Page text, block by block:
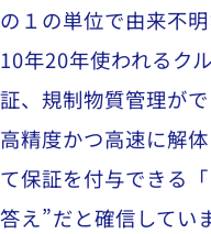
の１の単位で由来不
10年20年使われるク
証、規制物質管理が
高精度かつ高速に解
て保証を付与できる
答え”だと確信してい